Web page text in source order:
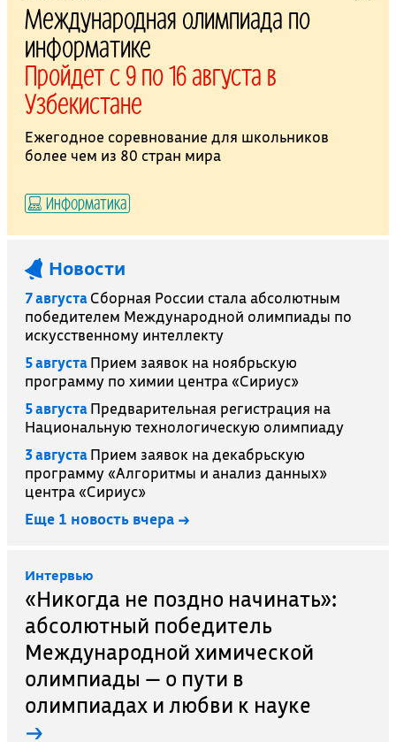
Международная олимпиада по
информатике
Пройдет с 9 по 16 августа в
Узбекистане
Ежегодное соревнование для школьников
более чем из 80 стран мира
Информатика
Новости
7 августаСборная России стала абсолютным
победителем Международной олимпиады по
искусственному интеллекту
5 августаПрием заявок на ноябрьскую
программу по химии центра «Сириус»
5 августаПредварительная регистрация на
Национальную технологическую олимпиаду
3 августаПрием заявок на декабрьскую
программу «Алгоритмы и анализ данных»
центра «Сириус»
Еще 1 новость вчера →
Интервью
«Никогда не поздно начинать»:
абсолютный победитель
Международной химической
олимпиады — о пути в
олимпиадах и любви к науке
→